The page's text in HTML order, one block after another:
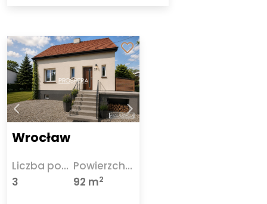
Wrocław
Liczba pokoi
3
Powierzchnia
92 m2